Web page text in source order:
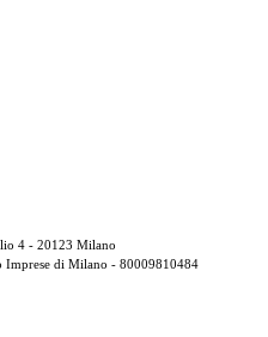
4 - 20123 Milano
Imprese di Milano - 80009810484